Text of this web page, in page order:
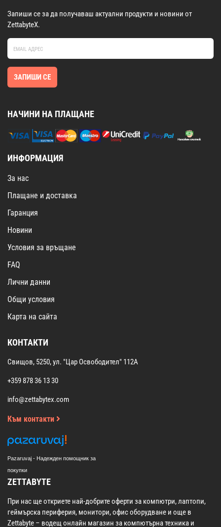
Запиши се за да получаваш актуални продукти и новини от
ZettabyteX.
ЗАПИШИ СЕ
НАЧИНИ НА ПЛАЩАНЕ
ИНФОРМАЦИЯ
За нас
Плащане и доставка
Гаранция
Новини
Условия за връщане
FAQ
Лични данни
Общи условия
Карта на сайта
КОНТАКТИ
Свищов, 5250, ул. "Цар Освободител" 112А
+359 878 36 13 30
info@zettabytex.com
Към контакти
Pazaruvaj - Надежден помощник за
покупки
ZETTABYTE
При нас ще откриете най-добрите оферти за компютри, лаптопи,
геймърска периферия, монитори, офис оборудване и още в
Zettabyte – водещ онлайн магазин за компютърна техника и